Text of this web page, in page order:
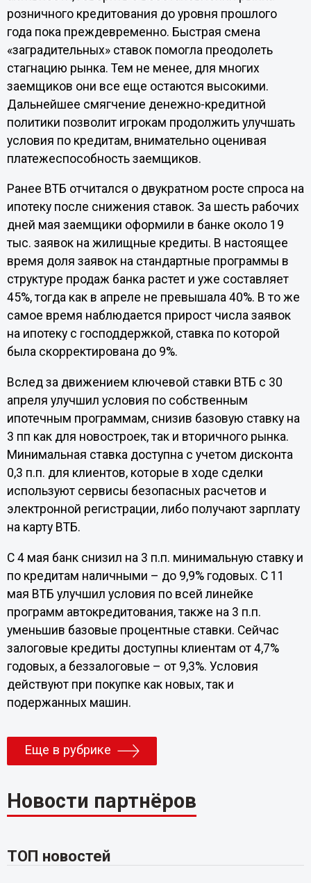
розничного кредитования до уровня прошлого
года пока преждевременно. Быстрая смена
«заградительных» ставок помогла преодолеть
стагнацию рынка. Тем не менее, для многих
заемщиков они все еще остаются высокими.
Дальнейшее смягчение денежно-кредитной
политики позволит игрокам продолжить улучшать
условия по кредитам, внимательно оценивая
платежеспособность заемщиков.
Ранее ВТБ отчитался о двукратном росте спроса на
ипотеку после снижения ставок. За шесть рабочих
дней мая заемщики оформили в банке около 19
тыс. заявок на жилищные кредиты. В настоящее
время доля заявок на стандартные программы в
структуре продаж банка растет и уже составляет
45%, тогда как в апреле не превышала 40%. В то же
самое время наблюдается прирост числа заявок
на ипотеку с господдержкой, ставка по которой
была скорректирована до 9%.
Вслед за движением ключевой ставки ВТБ с 30
апреля улучшил условия по собственным
ипотечным программам, снизив базовую ставку на
3 пп как для новостроек, так и вторичного рынка.
Минимальная ставка доступна с учетом дисконта
0,3 п.п. для клиентов, которые в ходе сделки
используют сервисы безопасных расчетов и
электронной регистрации, либо получают зарплату
на карту ВТБ.
С 4 мая банк снизил на 3 п.п. минимальную ставку и
по кредитам наличными – до 9,9% годовых. С 11
мая ВТБ улучшил условия по всей линейке
программ автокредитования, также на 3 п.п.
уменьшив базовые процентные ставки. Сейчас
залоговые кредиты доступны клиентам от 4,7%
годовых, а беззалоговые – от 9,3%. Условия
действуют при покупке как новых, так и
подержанных машин.
Еще в рубрике
Новости партнёров
ТОП новостей